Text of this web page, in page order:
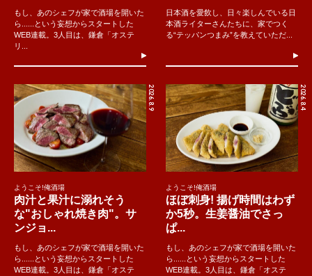
もし、あのシェフが家で酒場を開いた
ら......という妄想からスタートした
WEB連載。3人目は、鎌倉「オステ
リ...
日本酒を愛飲し、日々楽しんでいる日
本酒ライターさんたちに、家でつく
る“テッパンつまみ”を教えていただ...
2026.8.9
ようこそ!俺酒場
肉汁と果汁に溺れそう
な"おしゃれ焼き肉"。サ
ンジョ...
もし、あのシェフが家で酒場を開いた
ら......という妄想からスタートした
WEB連載。3人目は、鎌倉「オステ
2026.8.4
ようこそ!俺酒場
ほぼ刺身! 揚げ時間はわず
か5秒。生姜醤油でさっ
ぱ...
もし、あのシェフが家で酒場を開いた
ら......という妄想からスタートした
WEB連載。3人目は、鎌倉「オステ